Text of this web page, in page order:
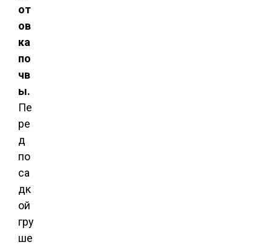
от
ов
ка
по
чв
ы.
Пе
ре
д
по
са
дк
ой
гру
ше